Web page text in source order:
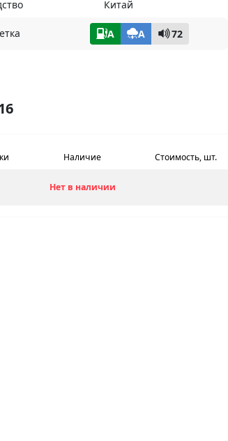
Китай
A A 72
Наличие Стоимость, шт.
Нет в наличии